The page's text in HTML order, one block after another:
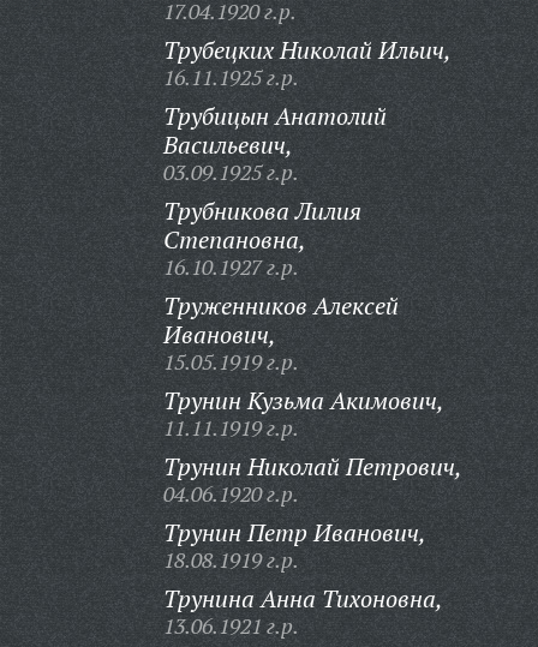
17.04.1920 г.р.
Трубецких Николай Ильич,
16.11.1925 г.р.
Трубицын Анатолий
Васильевич,
03.09.1925 г.р.
Трубникова Лилия
Степановна,
16.10.1927 г.р.
Труженников Алексей
Иванович,
15.05.1919 г.р.
Трунин Кузьма Акимович,
11.11.1919 г.р.
Трунин Николай Петрович,
04.06.1920 г.р.
Трунин Петр Иванович,
18.08.1919 г.р.
Трунина Анна Тихоновна,
13.06.1921 г.р.